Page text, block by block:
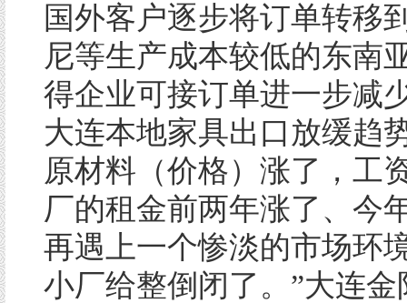
国外客户逐步将订单转移
尼等生产成本较低的东南
得企业可接订单进一步减
大连本地家具出口放缓趋
原材料（价格）涨了，工
厂的租金前两年涨了、今
再遇上一个惨淡的市场环
小厂给整倒闭了。”大连